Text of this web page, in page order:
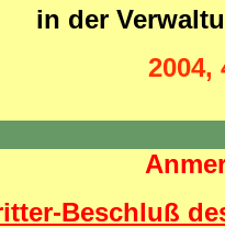
in der
2004,
Beschluß